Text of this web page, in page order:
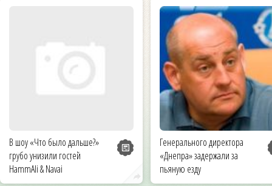
В шоу «Что было дальше?»
грубо унизили гостей
HammAli & Navai
Генерального директора
«Днепра» задержали за
пьяную езду